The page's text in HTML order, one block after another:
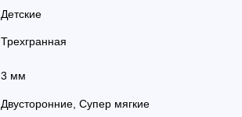
Детские
Трехгранная
3 мм
Двусторонние, Супер мягкие